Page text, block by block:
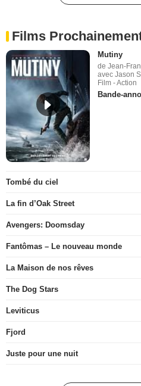
Films
Mutiny
de Jean-
avec Jason
Film - Action
Bande-
Tombé du ciel
La fin d’Oak Street
Avengers: Doomsday
Fantômas – Le nouveau monde
La Maison de nos rêves
The Dog Stars
Leviticus
Fjord
Juste pour une nuit